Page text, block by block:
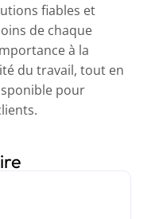
fiables et
de chaque
à la
du travail, tout en
pour